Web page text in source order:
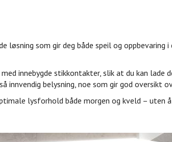
løsning som gir deg både speil og
innebygde stikkontakter, slik at du kan lade
belysning, noe som gir god oversikt
lysforhold både morgen og kveld – uten